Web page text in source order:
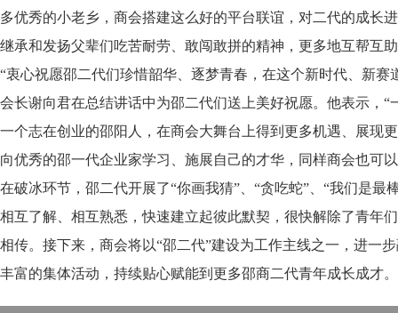
多优秀的小老乡，商会搭建这么好的平台联谊，对二代的成长
继承和发扬父辈们吃苦耐劳、敢闯敢拼的精神，更多地互帮互
“衷心祝愿邵二代们珍惜韶华、逐梦青春，在这个新时代、新
会长谢向君在总结讲话中为邵二代们送上美好祝愿。他表示，
一个志在创业的邵阳人，在商会大舞台上得到更多机遇、展现
向优秀的邵一代企业家学习、施展自己的才华，同样商会也可
在破冰环节，邵二代开展了“你画我猜”、“贪吃蛇”、“我们是
相互了解、相互熟悉，快速建立起彼此默契，很快解除了青年
相传。接下来，商会将以“邵二代”建设为工作主线之一，进一
丰富的集体活动，持续贴心赋能到更多邵商二代青年成长成才。